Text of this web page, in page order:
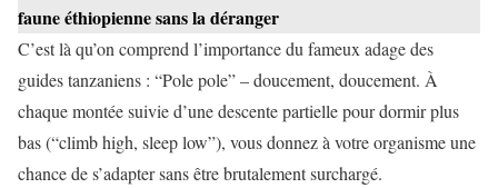
faune éthiopienne sans la déranger
C’est là qu’on comprend l’importance du fameux adage des
guides tanzaniens : “Pole pole” – doucement, doucement. À
chaque montée suivie d’une descente partielle pour dormir plus
bas (“climb high, sleep low”), vous donnez à votre organisme une
chance de s’adapter sans être brutalement surchargé.